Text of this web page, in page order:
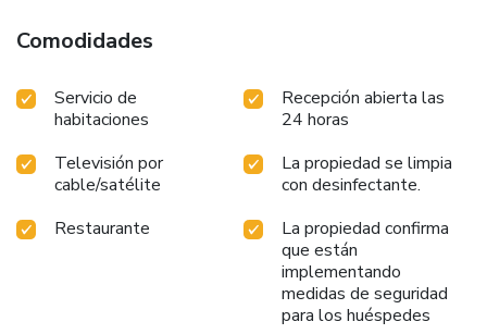
toiletries to enhance your experience. Begin your day
carefree at Hotel O Raj, as complimentary breakfast is
of easily accessible and delicious meal choices are available
to satisfy your appetite whenever it strikes.
Comodidades
Servicio de
habitaciones
Recepción abierta las
24 horas
Televisión por
cable/satélite
La propiedad se limpia
con desinfectante.
Restaurante
La propiedad confirma
que están
implementando
medidas de seguridad
para los huéspedes